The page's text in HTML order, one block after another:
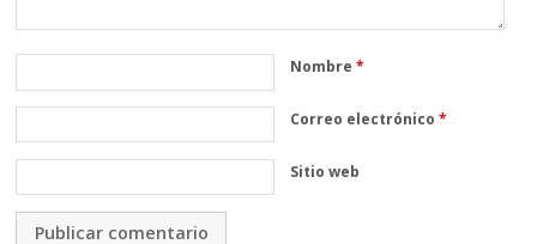
Nombre*
Correo electrónico*
Sitio web